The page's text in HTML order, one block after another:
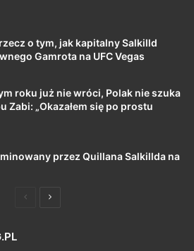
o tym, jak kapitalny Salkilld
Gamrota na UFC Vegas
roku już nie wróci, Polak nie szuka
Zabi: „Okazałem się po prostu
przez Quillana Salkillda na
PoprzedniaNastępna